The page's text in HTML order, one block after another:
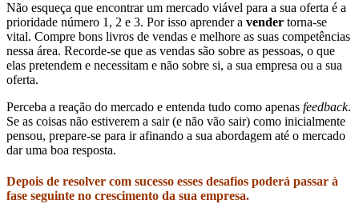
Não esqueça que encontrar um mercado viável para a sua oferta é a
prioridade número 1, 2 e 3. Por isso aprender a vender torna-se
vital. Compre bons livros de vendas e melhore as suas competências
nessa área. Recorde-se que as vendas são sobre as pessoas, o que
elas pretendem e necessitam e não sobre si, a sua empresa ou a sua
oferta.
Perceba a reação do mercado e entenda tudo como apenas feedback.
Se as coisas não estiverem a sair (e não vão sair) como inicialmente
pensou, prepare-se para ir afinando a sua abordagem até o mercado
dar uma boa resposta.
Depois de resolver com sucesso esses desafios poderá passar à
fase seguinte no crescimento da sua empresa.